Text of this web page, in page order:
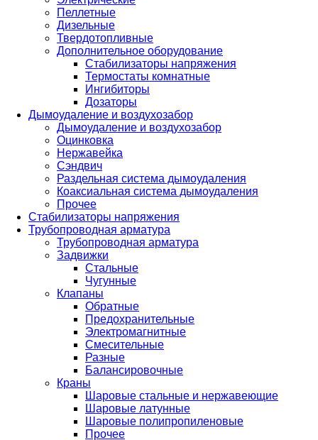
Пеллетные
Дизельные
Твердотопливные
Дополнительное оборудование
Стабилизаторы напряжения
Термостаты комнатные
Ингибиторы
Дозаторы
Дымоудаление и воздухозабор
Дымоудаление и воздухозабор
Оцинковка
Нержавейка
Сэндвич
Раздельная система дымоудаления
Коаксиальная система дымоудаления
Прочее
Стабилизаторы напряжения
Трубопроводная арматура
Трубопроводная арматура
Задвижки
Стальные
Чугунные
Клапаны
Обратные
Предохранительные
Электромагнитные
Смесительные
Разные
Балансировочные
Краны
Шаровые стальные и нержавеющие
Шаровые латунные
Шаровые полипропиленовые
Прочее